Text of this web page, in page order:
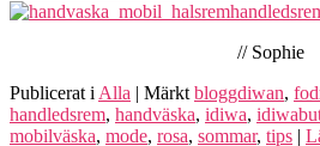
// Sophie
Publicerat i Alla | Märkt bloggdiwan,
handledsrem, handväska, idiwa,
mobilväska, mode, rosa, sommar, tips |